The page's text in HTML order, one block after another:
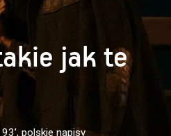
jak te
, polskie napisy